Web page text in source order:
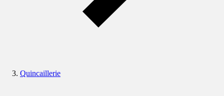
Quincaillerie